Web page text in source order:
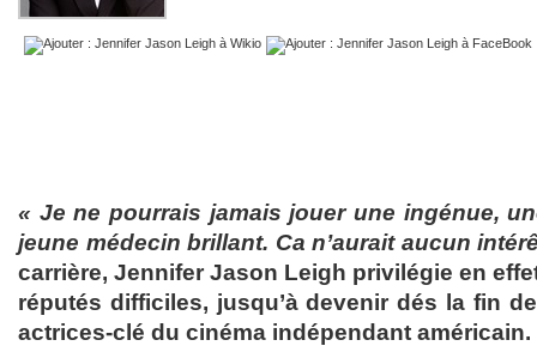
« Je ne pourrais jamais jouer une ingénue,
jeune médecin brillant. Ca n’aurait aucun
carrière, Jennifer Jason Leigh privilégie en
réputés difficiles, jusqu’à devenir dés la fin
actrices-clé du cinéma indépendant américain.